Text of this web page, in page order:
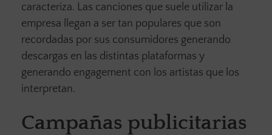
caracteriza. Las canciones que suele utilizar la
empresa llegan a ser tan populares que son
recordadas por sus consumidores generando
descargas en las distintas plataformas y
generando engagement con los artistas que los
interpretan.
Campañas publicitarias